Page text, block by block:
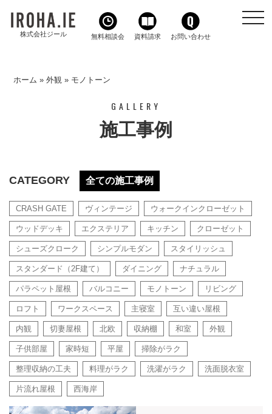
株式会社ジール 無料相談会 資料請求 お問い合わせ
ホーム »外観 » モノトーン
GALLERY
施工事例
CATEGORY 全ての施工事例
CRASH GATE ヴィンテージ ウォークインクローゼット
ウッドデッキ エクステリア キッチン クローゼット
シューズクローク シンプルモダン スタイリッシュ
スタンダード（2F建て） ダイニング ナチュラル
パラペット屋根 バルコニー モノトーン リビング
ロフト ワークスペース 主寝室 互い違い屋根
内観 切妻屋根 北欧 収納棚 和室 外観
子供部屋 家時短 平屋 掃除がラク
整理収納の工夫 料理がラク 洗濯がラク 洗面脱衣室
片流れ屋根 西海岸